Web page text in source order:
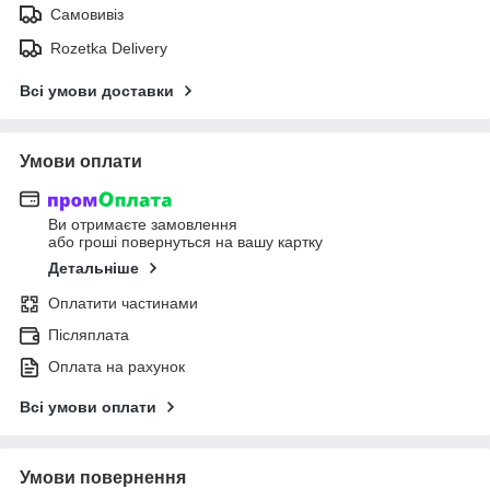
Самовивіз
Rozetka Delivery
Всі умови доставки
Умови оплати
Ви отримаєте замовлення
або гроші повернуться на вашу картку
Детальніше
Оплатити частинами
Післяплата
Оплата на рахунок
Всі умови оплати
Умови повернення